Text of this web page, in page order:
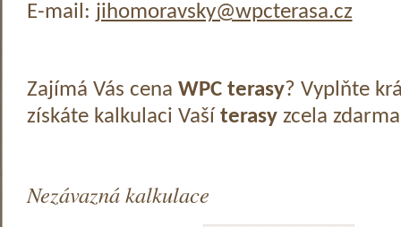
E-mail: jihomoravsky@wpcterasa.cz
Zajímá Vás cena WPC terasy? Vyplňte
získáte kalkulaci Vaší terasyzcela
Nezávazná kalkulace